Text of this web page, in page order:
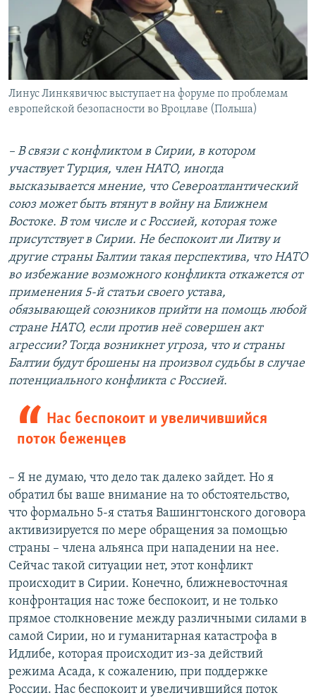
Линус Линкявичюс выступает на форуме по проблемам
европейской безопасности во Вроцлаве (Польша)
– В связи с конфликтом в Сирии, в котором
участвует Турция, член НАТО, иногда
высказывается мнение, что Североатлантический
союз может быть втянут в войну на Ближнем
Востоке. В том числе и с Россией, которая тоже
присутствует в Сирии. Не беспокоит ли Литву и
другие страны Балтии такая перспектива, что НАТО
во избежание возможного конфликта откажется от
применения 5-й статьи своего устава,
обязывающей союзников прийти на помощь любой
стране НАТО, если против неё совершен акт
агрессии? Тогда возникнет угроза, что и страны
Балтии будут брошены на произвол судьбы в случае
потенциального конфликта с Россией.
Нас беспокоит и увеличившийся
поток беженцев
– Я не думаю, что дело так далеко зайдет. Но я
обратил бы ваше внимание на то обстоятельство,
что формально 5-я статья Вашингтонского договора
активизируется по мере обращения за помощью
страны – члена альянса при нападении на нее.
Сейчас такой ситуации нет, этот конфликт
происходит в Сирии. Конечно, ближневосточная
конфронтация нас тоже беспокоит, и не только
прямое столкновение между различными силами в
самой Сирии, но и гуманитарная катастрофа в
Идлибе, которая происходит из-за действий
режима Асада, к сожалению, при поддержке
России. Нас беспокоит и увеличившийся поток